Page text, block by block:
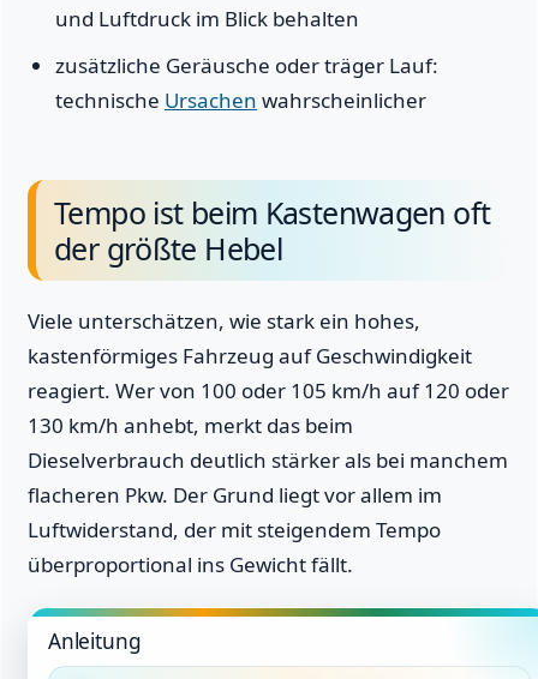
und Luftdruck im Blick behalten
zusätzliche Geräusche oder träger Lauf:
technische Ursachen wahrscheinlicher
Tempo ist beim Kastenwagen oft
der größte Hebel
Viele unterschätzen, wie stark ein hohes,
kastenförmiges Fahrzeug auf Geschwindigkeit
reagiert. Wer von 100 oder 105 km/h auf 120 oder
130 km/h anhebt, merkt das beim
Dieselverbrauch deutlich stärker als bei manchem
flacheren Pkw. Der Grund liegt vor allem im
Luftwiderstand, der mit steigendem Tempo
überproportional ins Gewicht fällt.
Anleitung